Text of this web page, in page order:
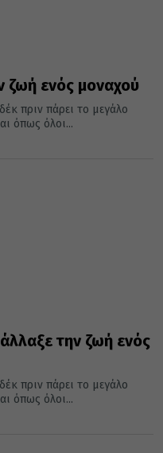
ζωή ενός μοναχού
πριν πάρει το μεγάλο
όπως όλοι...
την ζωή ενός
πριν πάρει το μεγάλο
όπως όλοι...